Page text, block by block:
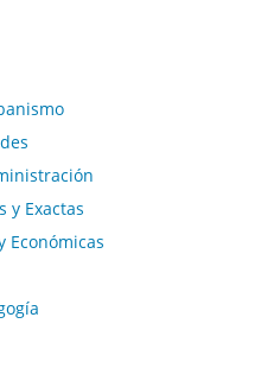
y Exactas
Económicas